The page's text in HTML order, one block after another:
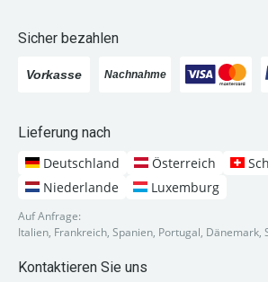
Sicher bezahlen
Lieferung nach
Deutschland
Österreich
Niederlande
Luxemburg
Auf Anfrage:
Italien, Frankreich, Spanien, Portugal, Dänemark,
Kontaktieren Sie uns